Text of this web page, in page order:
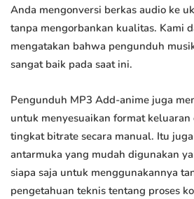
Anda mengonversi berkas audio ke
tanpa mengorbankan kualitas. Kami
mengatakan bahwa pengunduh
sangat baik pada saat ini.
Pengunduh MP3 Add-anime juga
untuk menyesuaikan format keluaran
tingkat bitrate secara manual. Itu
antarmuka yang mudah digunakan
siapa saja untuk menggunakannya
pengetahuan teknis tentang proses